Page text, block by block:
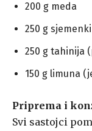
200 g meda
250 g
250 g tahinija
150 g limuna
Priprema i
Svi sastojci